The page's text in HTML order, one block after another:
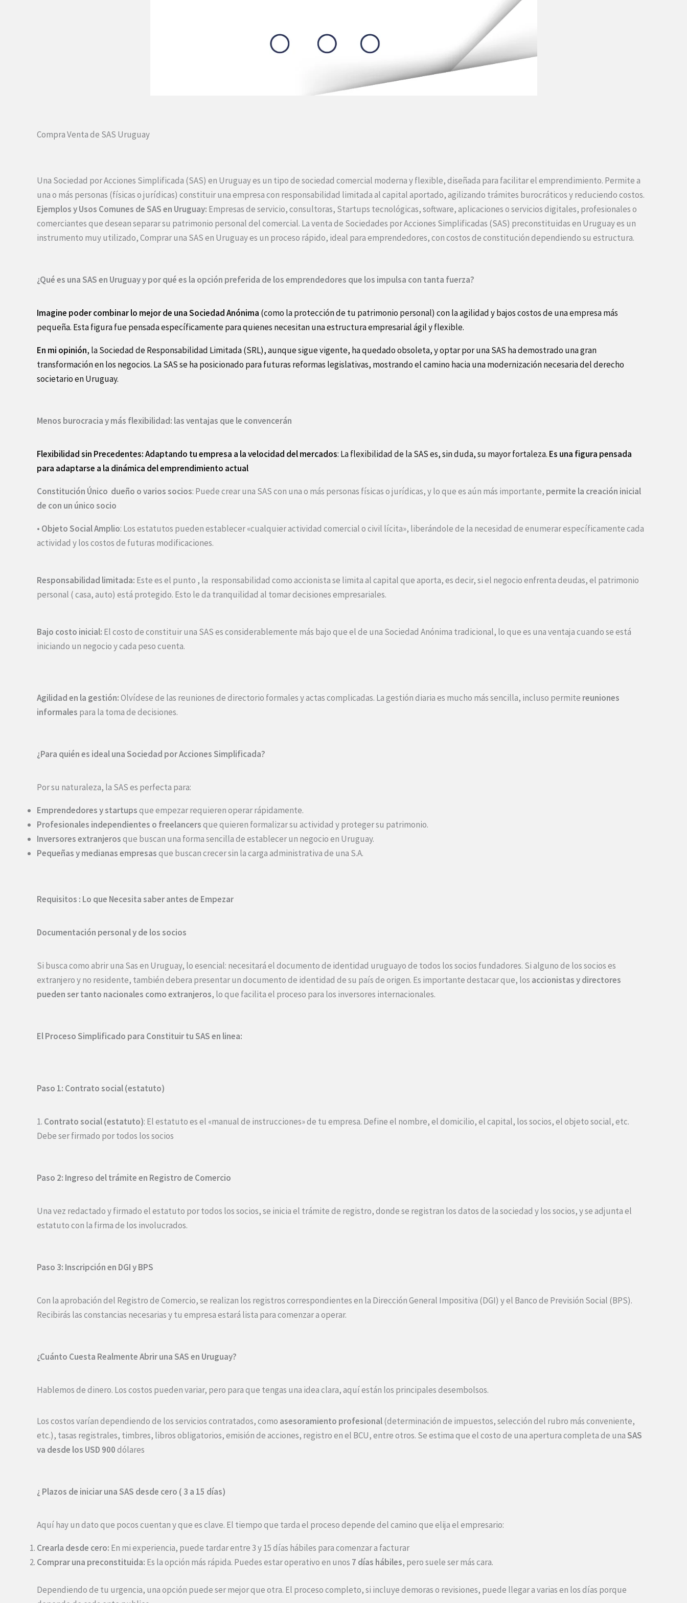
Compra Venta de SAS Uruguay
Una Sociedad por Acciones Simplificada (SAS) en Uruguay es un tipo de sociedad comercial moderna y flexible, diseñada para facilitar el emprendimiento. Permite a
una o más personas (físicas o jurídicas) constituir una empresa con responsabilidad limitada al capital aportado, agilizando trámites burocráticos y reduciendo costos.
Ejemplos y Usos Comunes de SAS en Uruguay: Empresas de servicio, consultoras, Startups tecnológicas, software, aplicaciones o servicios digitales, profesionales o
comerciantes que desean separar su patrimonio personal del comercial. La venta de Sociedades por Acciones Simplificadas (SAS) preconstituidas en Uruguay es un
instrumento muy utilizado, Comprar una SAS en Uruguay es un proceso rápido, ideal para emprendedores, con costos de constitución dependiendo su estructura.
¿Qué es una SAS en Uruguay y por qué es la opción preferida de los emprendedores que los impulsa con tanta fuerza?
Imagine poder combinar lo mejor de una Sociedad Anónima (como la protección de tu patrimonio personal) con la agilidad y bajos costos de una empresa más
pequeña. Esta figura fue pensada específicamente para quienes necesitan una estructura empresarial ágil y flexible.
En mi opinión, la Sociedad de Responsabilidad Limitada (SRL), aunque sigue vigente, ha quedado obsoleta, y optar por una SAS ha demostrado una gran
transformación en los negocios. La SAS se ha posicionado para futuras reformas legislativas, mostrando el camino hacia una modernización necesaria del derecho
societario en Uruguay.
Menos burocracia y más flexibilidad: las ventajas que le convencerán
Flexibilidad sin Precedentes: Adaptando tu empresa a la velocidad del mercados: La flexibilidad de la SAS es, sin duda, su mayor fortaleza. Es una figura pensada
para adaptarse a la dinámica del emprendimiento actual
Constitución Único dueño o varios socios: Puede crear una SAS con una o más personas físicas o jurídicas, y lo que es aún más importante, permite la creación inicial
de con un único socio
• Objeto Social Amplio: Los estatutos pueden establecer «cualquier actividad comercial o civil lícita», liberándole de la necesidad de enumerar específicamente cada
actividad y los costos de futuras modificaciones.
Responsabilidad limitada: Este es el punto , la responsabilidad como accionista se limita al capital que aporta, es decir, si el negocio enfrenta deudas, el patrimonio
personal ( casa, auto) está protegido. Esto le da tranquilidad al tomar decisiones empresariales.
Bajo costo inicial: El costo de constituir una SAS es considerablemente más bajo que el de una Sociedad Anónima tradicional, lo que es una ventaja cuando se está
iniciando un negocio y cada peso cuenta.
Agilidad en la gestión:Olvídese de las reuniones de directorio formales y actas complicadas. La gestión diaria es mucho más sencilla, incluso permite reuniones
informales para la toma de decisiones.
¿Para quién es ideal una Sociedad por Acciones Simplificada?
Por su naturaleza, la SAS es perfecta para:
Emprendedores y startupsque empezar requieren operar rápidamente.
Profesionales independientes o freelancersque quieren formalizar su actividad y proteger su patrimonio.
Inversores extranjerosque buscan una forma sencilla de establecer un negocio en Uruguay.
Pequeñas y medianas empresasque buscan crecer sin la carga administrativa de una S.A.
Requisitos : Lo que Necesita saber antes de Empezar
Documentación personal y de los socios
Si busca como abrir una Sas en Uruguay, lo esencial: necesitará el documento de identidad uruguayo de todos los socios fundadores. Si alguno de los socios es
extranjero y no residente, también debera presentar un documento de identidad de su país de origen. Es importante destacar que, los accionistas y directores
pueden ser tanto nacionales como extranjeros, lo que facilita el proceso para los inversores internacionales.
El Proceso Simplificado para Constituir tu SAS en linea:
Paso 1: Contrato social (estatuto)
1. Contrato social (estatuto): El estatuto es el «manual de instrucciones» de tu empresa. Define el nombre, el domicilio, el capital, los socios, el objeto social, etc.
Debe ser firmado por todos los socios
Paso 2: Ingreso del trámite en Registro de Comercio
Una vez redactado y firmado el estatuto por todos los socios, se inicia el trámite de registro, donde se registran los datos de la sociedad y los socios, y se adjunta el
estatuto con la firma de los involucrados.
Paso 3: Inscripción en DGI y BPS
Con la aprobación del Registro de Comercio, se realizan los registros correspondientes en la Dirección General Impositiva (DGI) y el Banco de Previsión Social (BPS).
Recibirás las constancias necesarias y tu empresa estará lista para comenzar a operar.
¿Cuánto Cuesta Realmente Abrir una SAS en Uruguay?
Hablemos de dinero. Los costos pueden variar, pero para que tengas una idea clara, aquí están los principales desembolsos.
Los costos varían dependiendo de los servicios contratados, como asesoramiento profesional(determinación de impuestos, selección del rubro más conveniente,
etc.), tasas registrales, timbres, libros obligatorios, emisión de acciones, registro en el BCU, entre otros. Se estima que el costo de una apertura completa de unaSAS
va desde los USD 900dólares
¿ Plazos de iniciar una SAS desde cero ( 3 a 15 días)
Aquí hay un dato que pocos cuentan y que es clave. El tiempo que tarda el proceso depende del camino que elija el empresario:
Crearla desde cero: En mi experiencia, puede tardar entre 3 y 15 días hábiles para comenzar a facturar
Comprar una preconstituida: Es la opción más rápida. Puedes estar operativo en unos 7 días hábiles, pero suele ser más cara.
Dependiendo de tu urgencia, una opción puede ser mejor que otra. El proceso completo, si incluye demoras o revisiones, puede llegar a varias en los días porque